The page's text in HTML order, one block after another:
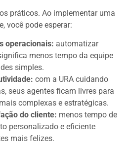
práticos. Ao implementar uma
você pode esperar:
operacionais: automatizar
menos tempo da equipe
simples.
com a URA cuidando
seus agentes ficam livres para
complexas e estratégicas.
do cliente: menos tempo de
personalizado e eficiente
mais felizes.